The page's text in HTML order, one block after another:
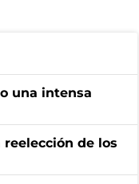
una intensa
de los